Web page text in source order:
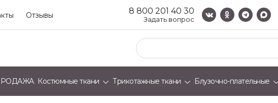
Отзывы 8 800 201 40 30
Задать вопрос
Костюмные ткани Трикотажные ткани Блузочно-плательные